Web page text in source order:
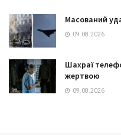
Масований
09.08.2026
Шахраї
жертвою
09.08.2026